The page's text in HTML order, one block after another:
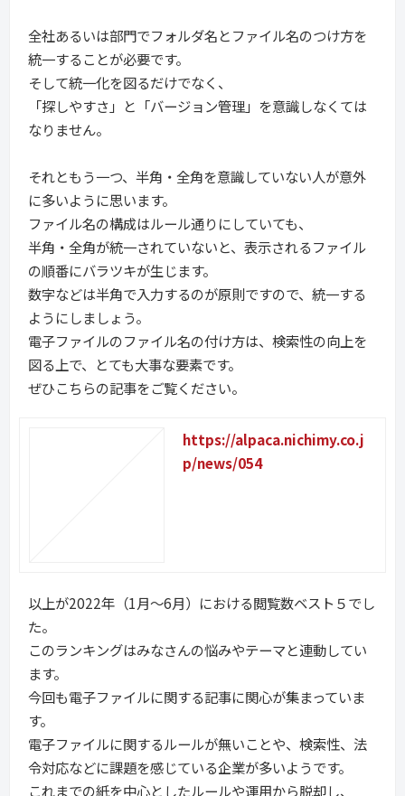
全社あるいは部門でフォルダ名とファイル名のつけ方を
統一することが必要です。
そして統一化を図るだけでなく、
「探しやすさ」と「バージョン管理」を意識しなくては
なりません。
それともう一つ、半角・全角を意識していない人が意外
に多いように思います。
ファイル名の構成はルール通りにしていても、
半角・全角が統一されていないと、表示されるファイル
の順番にバラツキが生じます。
数字などは半角で入力するのが原則ですので、統一する
ようにしましょう。
電子ファイルのファイル名の付け方は、検索性の向上を
図る上で、とても大事な要素です。
ぜひこちらの記事をご覧ください。
https://alpaca.nichimy.co.j
p/news/054
以上が2022年（1月～6月）における閲覧数ベスト５でし
た。
このランキングはみなさんの悩みやテーマと連動してい
ます。
今回も電子ファイルに関する記事に関心が集まっていま
す。
電子ファイルに関するルールが無いことや、検索性、法
令対応などに課題を感じている企業が多いようです。
これまでの紙を中心としたルールや運用から脱却し、